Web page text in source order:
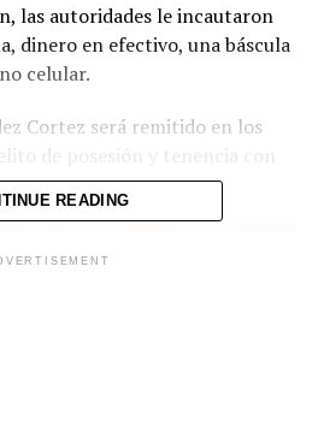
las autoridades le incautaron
dinero en efectivo, una báscula
celular.
Cortez será remitido en los
de posesión y tenencia con
READING